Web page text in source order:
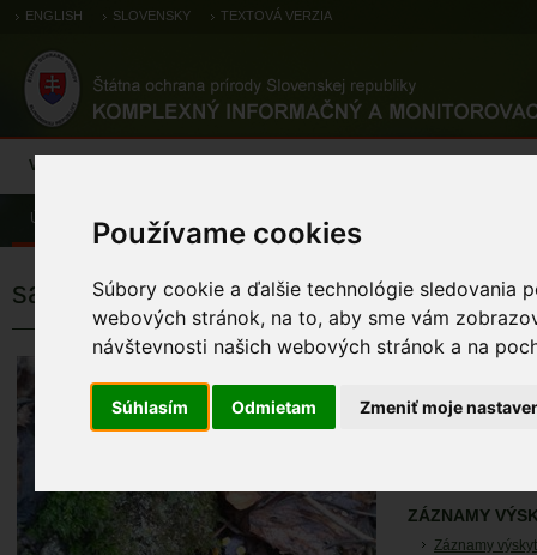
Používame cookies
Súbory cookie a ďalšie technológie sledovania
webových stránok, na to, aby sme vám
návštevnosti našich webových stránok a na
Súhlasím Odmietam Zmeniť moje
ENGLISH SLOVENSKY TEXTOVÁ VERZIA
Výsledky monitoringu
Úvod Atlas Atlas živočíchov
salamandra škvrnitá
ZÁZNAMY
Záznamy